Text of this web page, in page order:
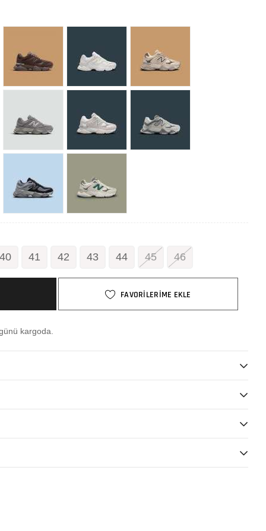
40 41 42 43 44 45 46
FAVORİLERİME EKLE
kargoda.